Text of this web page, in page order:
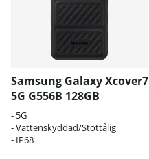
Samsung Galaxy Xcover7
5G G556B 128GB
- 5G
- Vattenskyddad/Stöttålig
- IP68